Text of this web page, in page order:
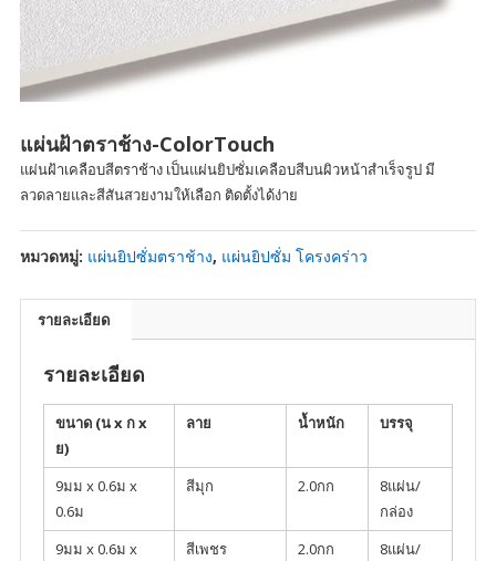
แผ่นฝ้าตราช้าง-ColorTouch
แผ่นฝ้าเคลือบสีตราช้าง เป็นแผ่นยิปซั่มเคลือบสีบนผิวหน้าสำเร็จรูป มี
ลวดลายและสีสันสวยงามให้เลือก ติดตั้งได้ง่าย
หมวดหมู่: แผ่นยิปซั่มตราช้าง, แผ่นยิปซั่ม โครงคร่าว
รายละเอียด
รายละเอียด
ขนาด (นxกx
ย)
ลาย น้ำหนัก บรรจุ
9มม x 0.6ม x
0.6ม
สีมุก 2.0กก
8แผ่น/
กล่อง
9มม x 0.6ม x
สีเพชร 2.0กก
8แผ่น/